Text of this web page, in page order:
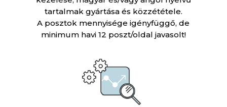
tartalmak gyártása és közzététele.
A posztok mennyisége igényfüggő, de
minimum havi 12 poszt/oldal javasolt!